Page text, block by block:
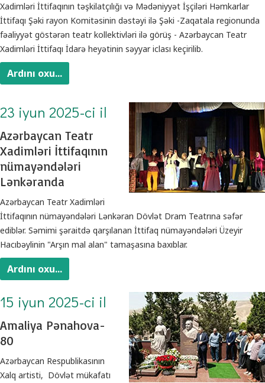
Xadimləri İttifaqının təşkilatçılığı və Mədəniyyət İşçiləri Həmkarlar
İttifaqı Şəki rayon Komitəsinin dəstəyi ilə Şəki -Zaqatala regionunda
fəaliyyət göstərən teatr kollektivləri ilə görüş - Azərbaycan Teatr
Xadimləri İttifaqı İdarə heyətinin səyyar iclası keçirilib.
Ardını oxu...
23 iyun 2025-ci il
Azərbaycan Teatr
Xadimləri İttifaqının
nümayəndələri
Lənkəranda
Azərbaycan Teatr Xadimləri
İttifaqının nümayəndələri Lənkəran Dövlət Dram Teatrına səfər
ediblər. Səmimi şəraitdə qarşılanan İttifaq nümayəndələri Üzeyir
Hacıbəylinin "Arşın mal alan" tamaşasına baxıblar.
Ardını oxu...
15 iyun 2025-ci il
Amaliya Pənahova-
80
Azərbaycan Respublikasının
Xalq artisti, Dövlət mükafatı